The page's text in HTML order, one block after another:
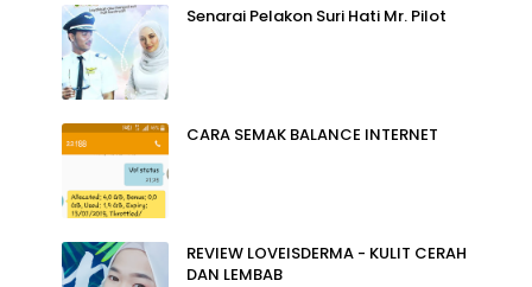
Senarai Pelakon Suri Hati Mr. Pilot
CARA SEMAK BALANCE INTERNET
REVIEW LOVEISDERMA - KULIT CERAH
DAN LEMBAB